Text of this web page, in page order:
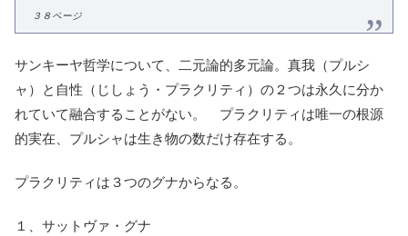
３８ページ
サンキーヤ哲学について、二元論的多元論。真我（プルシ
ャ）と自性（じしょう・プラクリティ）の２つは永久に分か
れていて融合することがない。 プラクリティは唯一の根源
的実在、プルシャは生き物の数だけ存在する。
プラクリティは３つのグナからなる。
１、サットヴァ・グナ